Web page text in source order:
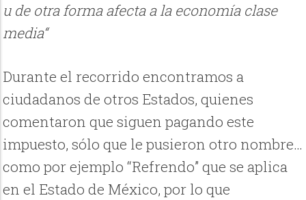
u de otra forma afecta a la economía clase
media“
Durante el recorrido encontramos a
ciudadanos de otros Estados, quienes
comentaron que siguen pagando este
impuesto, sólo que le pusieron otro nombre…
como por ejemplo “Refrendo” que se aplica
en el Estado de México, por lo que